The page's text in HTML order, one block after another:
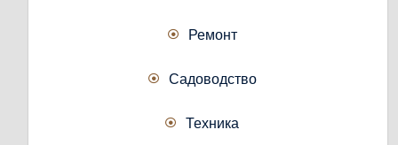
Ремонт
Садоводство
Техника